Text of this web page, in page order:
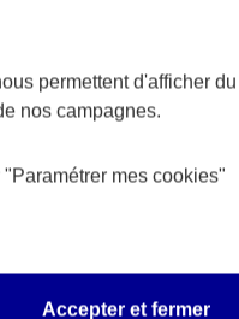
permettent d'afficher du
nos campagnes.
"Paramétrer mes cookies"
Accepter et fermer